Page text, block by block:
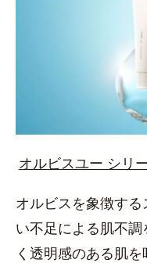
オルビスユー シリ
オルビスを象徴す
い不足による肌不
く透明感のある肌